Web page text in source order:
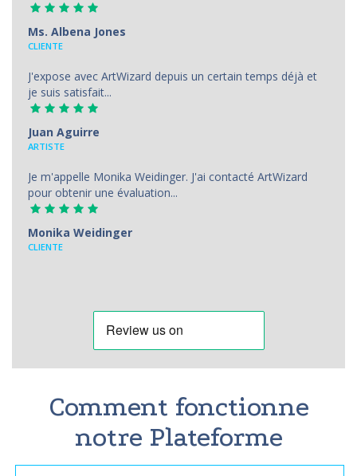
Ms. Albena Jones
CLIENTE
J'expose avec ArtWizard depuis un certain temps déjà et
je suis satisfait...
Juan Aguirre
АRTISTE
Je m'appelle Monika Weidinger. J'ai contacté ArtWizard
pour obtenir une évaluation...
Monika Weidinger
CLIENTE
Comment fonctionne
notre Plateforme